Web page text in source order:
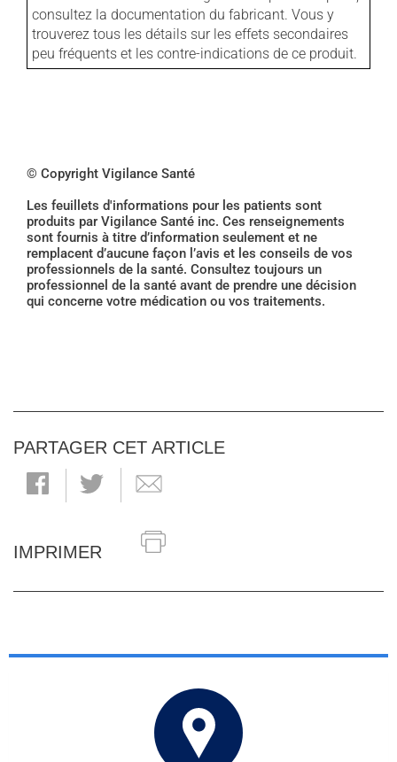
consultez la documentation du fabricant. Vous y
trouverez tous les détails sur les effets secondaires
peu fréquents et les contre-indications de ce produit.
© Copyright Vigilance Santé
Les feuillets d'informations pour les patients sont
produits par Vigilance Santé inc. Ces renseignements
sont fournis à titre d’information seulement et ne
remplacent d’aucune façon l’avis et les conseils de vos
professionnels de la santé. Consultez toujours un
professionnel de la santé avant de prendre une décision
qui concerne votre médication ou vos traitements.
PARTAGER CET ARTICLE
IMPRIMER